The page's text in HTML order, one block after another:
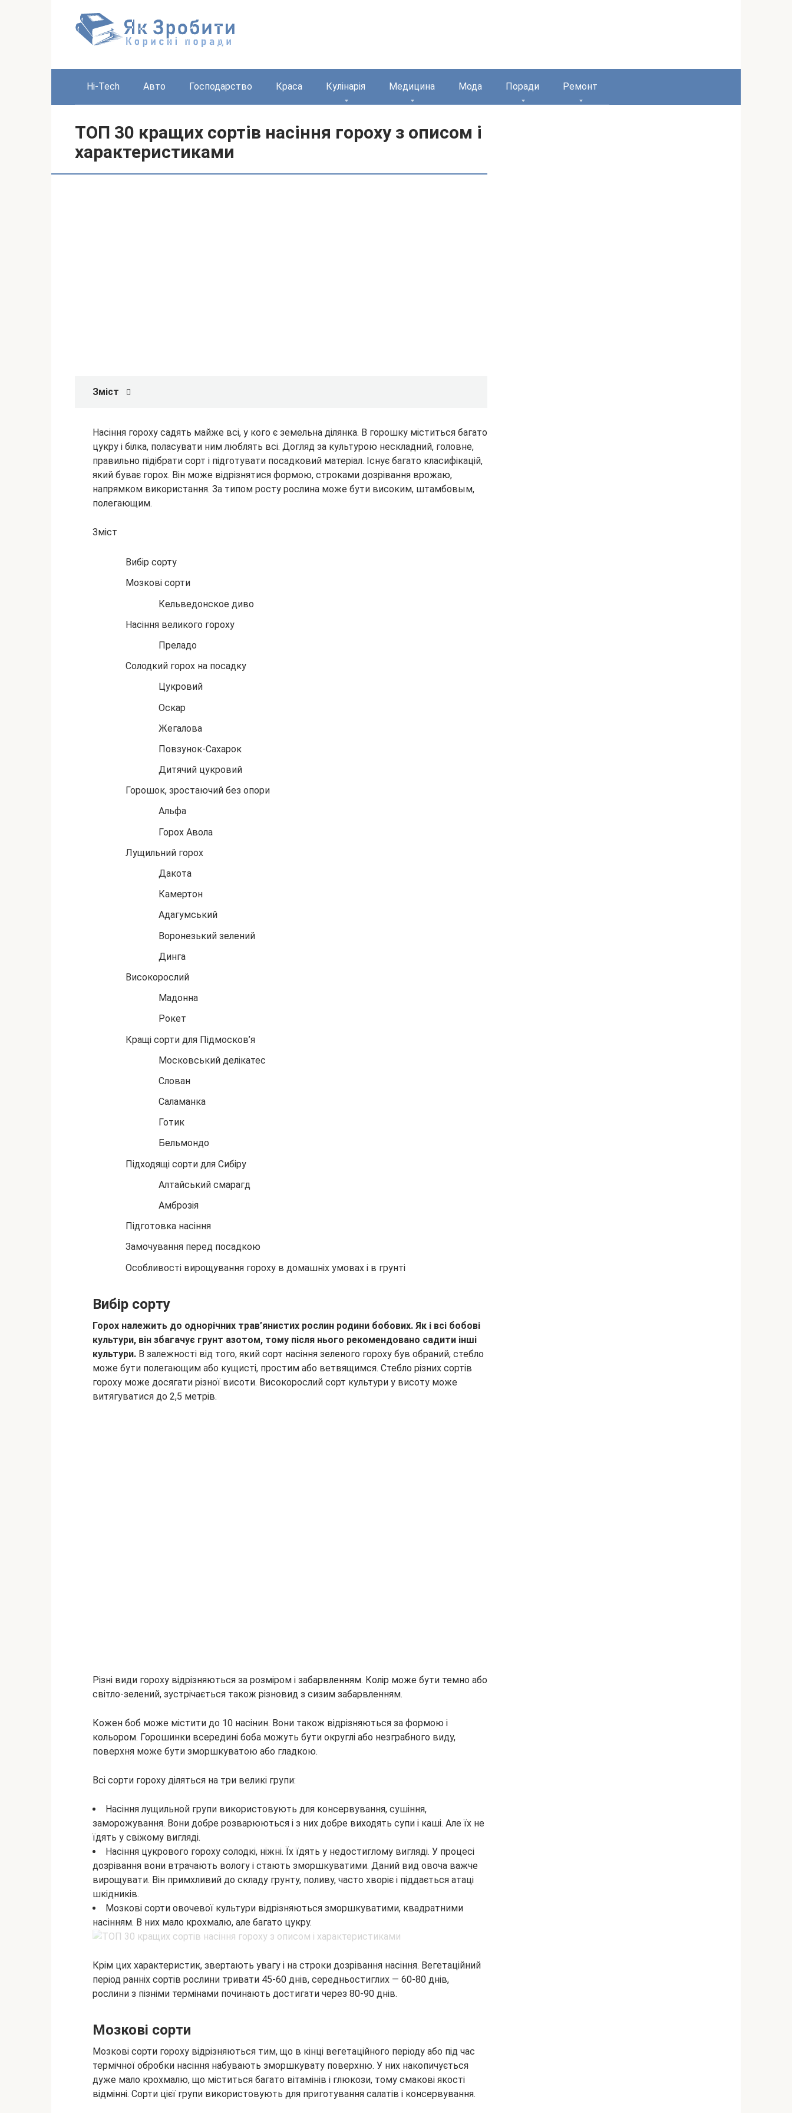
Hi-Tech Авто Господарство Краса Кулінарія Медицина Мода Поради Ремонт
ТОП 30 кращих сортів насіння гороху з описом і
характеристиками
Зміст
Насіння гороху садять майже всі, у кого є земельна ділянка. В горошку міститься багато
цукру і білка, поласувати ним люблять всі. Догляд за культурою нескладний, головне,
правильно підібрати сорт і підготувати посадковий матеріал. Існує багато класифікацій,
який буває горох. Він може відрізнятися формою, строками дозрівання врожаю,
напрямком використання. За типом росту рослина може бути високим, штамбовым,
полегающим.
Зміст
Вибір сорту
Мозкові сорти
Кельведонское диво
Насіння великого гороху
Преладо
Солодкий горох на посадку
Цукровий
Оскар
Жегалова
Повзунок-Сахарок
Дитячий цукровий
Горошок, зростаючий без опори
Альфа
Горох Авола
Лущильний горох
Дакота
Камертон
Адагумський
Воронезький зелений
Динга
Високорослий
Мадонна
Рокет
Кращі сорти для Підмосков’я
Московський делікатес
Слован
Саламанка
Готик
Бельмондо
Підходящі сорти для Сибіру
Алтайський смарагд
Амброзія
Підготовка насіння
Замочування перед посадкою
Особливості вирощування гороху в домашніх умовах і в грунті
Вибір сорту
Горох належить до однорічних трав’янистих рослин родини бобових. Як і всі бобові
культури, він збагачує грунт азотом, тому після нього рекомендовано садити інші
культури. В залежності від того, який сорт насіння зеленого гороху був обраний, стебло
може бути полегающим або кущисті, простим або ветвящимся. Стебло різних сортів
гороху може досягати різної висоти. Високорослий сорт культури у висоту може
витягуватися до 2,5 метрів.
Різні види гороху відрізняються за розміром і забарвленням. Колір може бути темно або
світло-зелений, зустрічається також різновид з сизим забарвленням.
Кожен боб може містити до 10 насінин. Вони також відрізняються за формою і
кольором. Горошинки всередині боба можуть бути округлі або незграбного виду,
поверхня може бути зморшкуватою або гладкою.
Всі сорти гороху діляться на три великі групи:
Насіння лущильной групи використовують для консервування, сушіння,
заморожування. Вони добре розварюються і з них добре виходять супи і каші. Але їх не
їдять у свіжому вигляді.
Насіння цукрового гороху солодкі, ніжні. Їх їдять у недостиглому вигляді. У процесі
дозрівання вони втрачають вологу і стають зморшкуватими. Даний вид овоча важче
вирощувати. Він примхливий до складу грунту, поливу, часто хворіє і піддається атаці
шкідників.
Мозкові сорти овочевої культури відрізняються зморшкуватими, квадратними
насінням. В них мало крохмалю, але багато цукру.
Крім цих характеристик, звертають увагу і на строки дозрівання насіння. Вегетаційний
період ранніх сортів рослини тривати 45-60 днів, середньостиглих — 60-80 днів,
рослини з пізніми термінами починають достигати через 80-90 днів.
Мозкові сорти
Мозкові сорти гороху відрізняються тим, що в кінці вегетаційного періоду або під час
термічної обробки насіння набувають зморшкувату поверхню. У них накопичується
дуже мало крохмалю, що міститься багато вітамінів і глюкози, тому смакові якості
відмінні. Сорти цієї групи використовують для приготування салатів і консервування.